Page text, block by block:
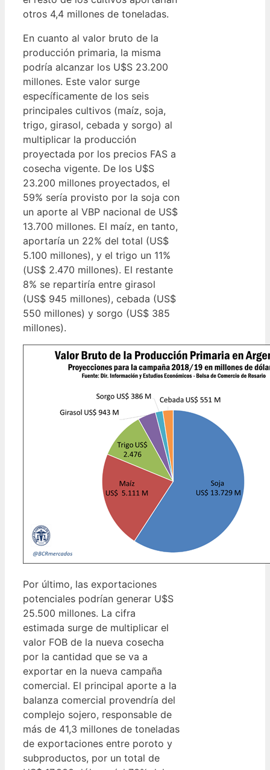
otros 4,4 millones de toneladas.
En cuanto al valor bruto de la
producción primaria, la misma
podría alcanzar los U$S 23.200
millones. Este valor surge
específicamente de los seis
principales cultivos (maíz, soja,
trigo, girasol, cebada y sorgo) al
multiplicar la producción
proyectada por los precios FAS a
cosecha vigente. De los U$S
23.200 millones proyectados, el
59% sería provisto por la soja con
un aporte al VBP nacional de US$
13.700 millones. El maíz, en tanto,
aportaría un 22% del total (US$
5.100 millones), y el trigo un 11%
(US$ 2.470 millones). El restante
8% se repartiría entre girasol
(US$ 945 millones), cebada (US$
550 millones) y sorgo (US$ 385
millones).
Por último, las exportaciones
potenciales podrían generar U$S
25.500 millones. La cifra
estimada surge de multiplicar el
valor FOB de la nueva cosecha
por la cantidad que se va a
exportar en la nueva campaña
comercial. El principal aporte a la
balanza comercial provendría del
complejo sojero, responsable de
más de 41,3 millones de toneladas
de exportaciones entre poroto y
subproductos, por un total de